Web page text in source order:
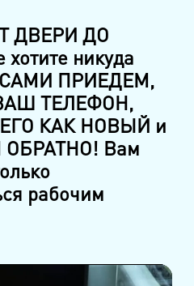
ДВЕРИ ДО
никуда
САМИ ПРИЕДЕМ,
ТЕЛЕФОН,
КАК НОВЫЙ и
Вам
рабочим